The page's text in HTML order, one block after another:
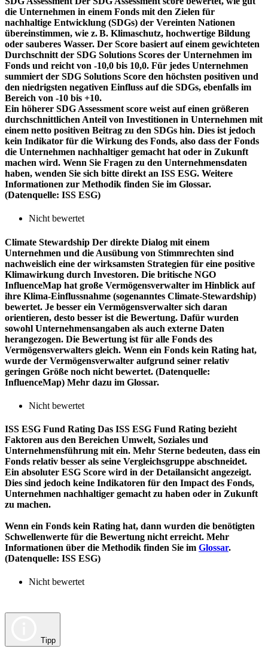
die Unternehmen in einem Fonds mit den Zielen für
nachhaltige Entwicklung (SDGs) der Vereinten Nationen
übereinstimmen, wie z. B. Klimaschutz, hochwertige Bildung
oder sauberes Wasser. Der Score basiert auf einem gewichteten
Durchschnitt der SDG Solutions Scores der Unternehmen im
Fonds und reicht von -10,0 bis 10,0. Für jedes Unternehmen
summiert der SDG Solutions Score den höchsten positiven und
den niedrigsten negativen Einfluss auf die SDGs, ebenfalls im
Bereich von -10 bis +10.
Ein höherer SDG Assessment score weist auf einen größeren
durchschnittlichen Anteil von Investitionen in Unternehmen mit
einem netto positiven Beitrag zu den SDGs hin. Dies ist jedoch
kein Indikator für die Wirkung des Fonds, also dass der Fonds
die Unternehmen nachhaltiger gemacht hat oder in Zukunft
machen wird. Wenn Sie Fragen zu den Unternehmensdaten
haben, wenden Sie sich bitte direkt an ISS ESG. Weitere
Informationen zur Methodik finden Sie im Glossar.
(Datenquelle: ISS ESG)
Nicht bewertet
Climate Stewardship Der direkte Dialog mit einem
Unternehmen und die Ausübung von Stimmrechten sind
nachweislich eine der wirksamsten Strategien für eine positive
Klimawirkung durch Investoren. Die britische NGO
InfluenceMap hat große Vermögensverwalter im Hinblick auf
ihre Klima-Einflussnahme (sogenanntes Climate-Stewardship)
bewertet. Je besser ein Vermögensverwalter sich daran
orientieren, desto besser ist die Bewertung. Dafür wurden
sowohl Unternehmensangaben als auch externe Daten
herangezogen. Die Bewertung ist für alle Fonds des
Vermögensverwalters gleich. Wenn ein Fonds kein Rating hat,
wurde der Vermögensverwalter aufgrund seiner relativ
geringen Größe noch nicht bewertet. (Datenquelle:
InfluenceMap) Mehr dazu im Glossar.
Nicht bewertet
ISS ESG Fund Rating Das ISS ESG Fund Rating bezieht
Faktoren aus den Bereichen Umwelt, Soziales und
Unternehmensführung mit ein. Mehr Sterne bedeuten, dass ein
Fonds relativ besser als seine Vergleichsgruppe abschneidet.
Ein absoluter ESG Score wird in der Detailansicht angezeigt.
Dies sind jedoch keine Indikatoren für den Impact des Fonds,
Unternehmen nachhaltiger gemacht zu haben oder in Zukunft
zu machen.
Wenn ein Fonds kein Rating hat, dann wurden die benötigten
Schwellenwerte für die Bewertung nicht erreicht. Mehr
Informationen über die Methodik finden Sie im Glossar.
(Datenquelle: ISS ESG)
Nicht bewertet
Tipp